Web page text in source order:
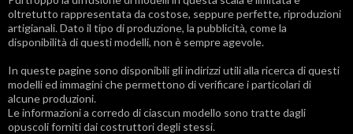
oltretutto rappresentata da costose, seppure perfette, riproduzioni
artigianali. Dato il tipo di produzione, la pubblicità, come la
disponibilità di questi modelli, non è sempre agevole.
In queste pagine sono disponibili gli indirizzi utili alla ricerca di questi
modelli ed immagini che permettono di verificare i particolari di
alcune produzioni.
Le informazioni a corredo di ciascun modello sono tratte dagli
opuscoli forniti dai costruttori degli stessi.